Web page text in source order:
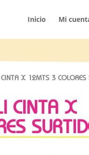
Inicio Mi
X 12MTS 3 COLORES
CINTA X